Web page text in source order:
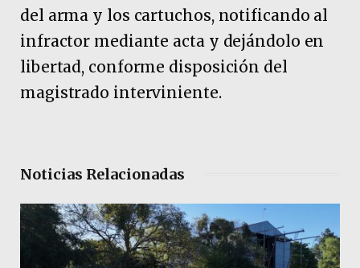
del arma y los cartuchos, notificando al
infractor mediante acta y dejándolo en
libertad, conforme disposición del
magistrado interviniente.
Noticias Relacionadas